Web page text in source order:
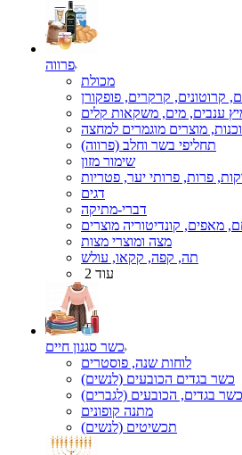
פרווה
מכולת
קרוטונים, קרקרים, פופקורן
ענבים, מים, משקאות קלים
מוצרים מוגמרים למחצה
תחליפי בשר וחלב (פרווה)
שימור מזון
פרות, פרותי יער, פטריות
דגים
דברי-מתיקה
מאפים, קונדיטוריה מוצרים
מצה ומוצרי מצות
תה, קפה, קקאו, עולש
עוד 2
כשר סגנון חיים
לוחות שנה, פוסטרים
כשר בגדים הכובעים (לנשים)
כשר בגדים, הכובעים (לגברים)
מתנה קופונים
תכשיטים (לנשים)